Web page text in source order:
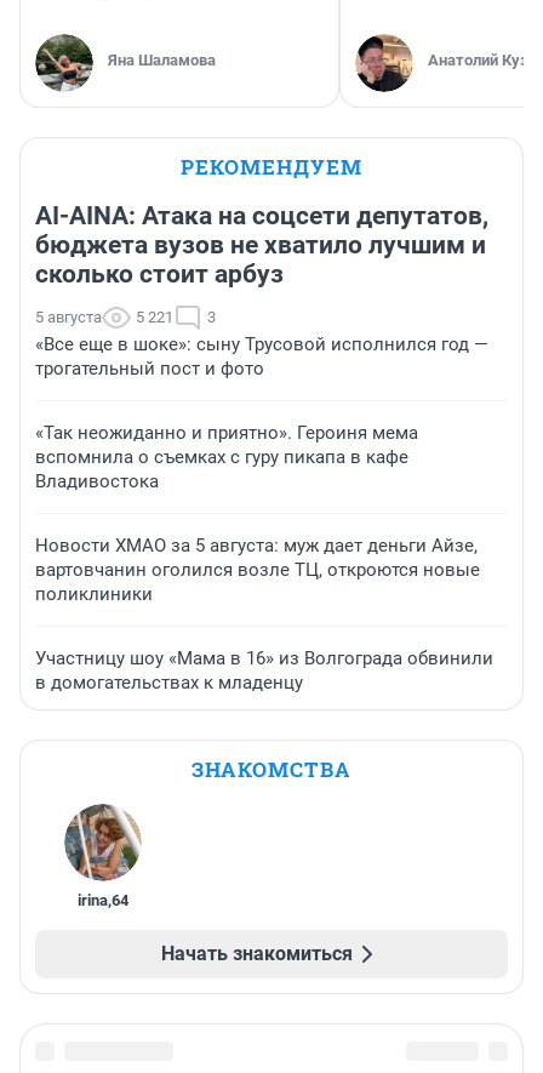
Яна Шаламова Анатолий
РЕКОМЕНДУЕМ
AI-AINA: Атака на соцсети депутатов,
бюджета вузов не хватило лучшим и
сколько стоит арбуз
5 августа 5 221 3
«Все еще в шоке»: сыну Трусовой исполнился год —
трогательный пост и фото
«Так неожиданно и приятно». Героиня мема
вспомнила о съемках с гуру пикапа в кафе
Владивостока
Новости ХМАО за 5 августа: муж дает деньги Айзе,
вартовчанин оголился возле ТЦ, откроются новые
поликлиники
Участницу шоу «Мама в 16» из Волгограда обвинили
в домогательствах к младенцу
ЗНАКОМСТВА
irina,64
Начать знакомиться